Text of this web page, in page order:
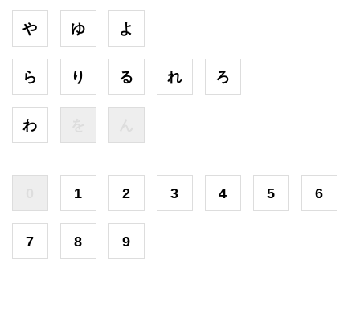
や ゆ よ
ら り る れ ろ
わ
1 2 3 4 5 6
7 8 9